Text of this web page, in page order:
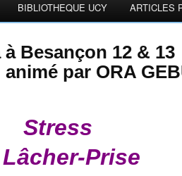
BIBLIOTHEQUE UCY ARTICLES
Besançon 12 & 13
animé par ORA
Stress
Prise